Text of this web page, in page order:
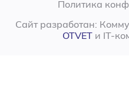
Политика
Сайт разработан:
OTVETи IT-